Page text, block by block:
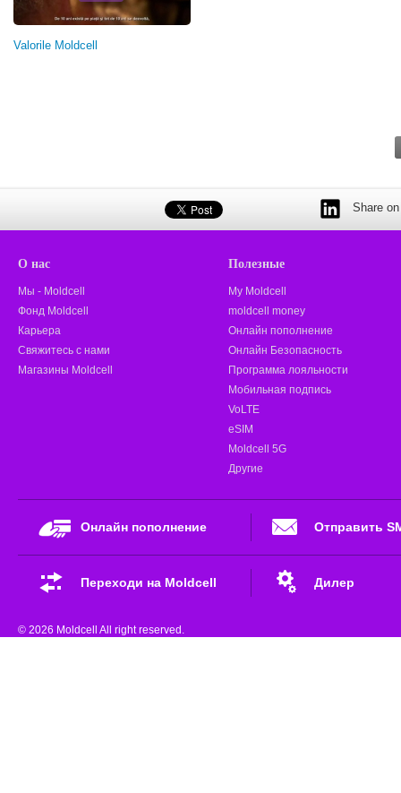
Valorile Moldcell
Share
О нас
Мы - Moldcell
Фонд Moldcell
Карьера
Свяжитесь с нами
Магазины Moldcell
Полезные
My Moldcell
moldcell money
Онлайн пополнение
Онлайн Безопасность
Программа лояльности
Мобильная подпись
VoLTE
eSIM
Moldcell 5G
Другие
Онлайн пополнение Отправить
Переходи на Moldcell Дилер
© 2026 Moldcell All right reserved.